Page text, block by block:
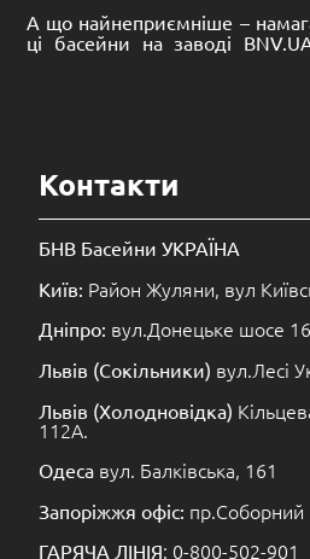
Композитні Premium
міцності, отримують ряд
Зокрема, низьку
факторів.
Чому краще купити
України)
Всі чаші, виготовлені на
серії Premium. Встановлена
об’єкта нерухомості.
розраховані вони на 100-
басейни офіційну 20-річну
Завдяки високій жорсткості,
монтажу в будь-якому
районах, і здатні
перепадами температур.
поверхню, до якої не так